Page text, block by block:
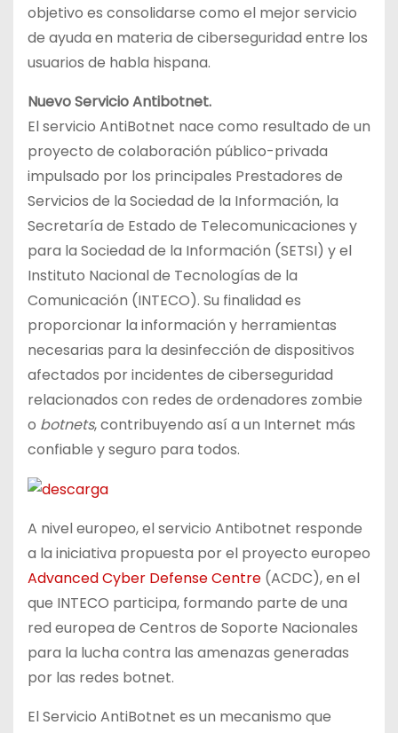
objetivo es consolidarse como el mejor servicio
de ayuda en materia de ciberseguridad entre los
usuarios de habla hispana.
Nuevo Servicio Antibotnet.
El servicio AntiBotnet nace como resultado de un
proyecto de colaboración público-privada
impulsado por los principales Prestadores de
Servicios de la Sociedad de la Información, la
Secretaría de Estado de Telecomunicaciones y
para la Sociedad de la Información (SETSI) y el
Instituto Nacional de Tecnologías de la
Comunicación (INTECO). Su finalidad es
proporcionar la información y herramientas
necesarias para la desinfección de dispositivos
afectados por incidentes de ciberseguridad
relacionados con redes de ordenadores zombie
o botnets, contribuyendo así a un Internet más
confiable y seguro para todos.
A nivel europeo, el servicio Antibotnet responde
a la iniciativa propuesta por el proyecto europeo
Advanced Cyber Defense Centre (ACDC), en el
que INTECO participa, formando parte de una
red europea de Centros de Soporte Nacionales
para la lucha contra las amenazas generadas
por las redes botnet.
El Servicio AntiBotnet es un mecanismo que